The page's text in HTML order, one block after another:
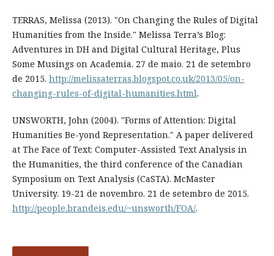
TERRAS, Melissa (2013). "On Changing the Rules of Digital
Humanities from the Inside." Melissa Terra’s Blog:
Adventures in DH and Digital Cultural Heritage, Plus
Some Musings on Academia. 27 de maio. 21 de setembro
de 2015. http://melissaterras.blogspot.co.uk/2013/05/on-
changing-rules-of-digital-humanities.html.
UNSWORTH, John (2004). "Forms of Attention: Digital
Humanities Be-yond Representation." A paper delivered
at The Face of Text: Computer-Assisted Text Analysis in
the Humanities, the third conference of the Canadian
Symposium on Text Analysis (CaSTA). McMaster
University. 19-21 de novembro. 21 de setembro de 2015.
http://people.brandeis.edu/~unsworth/FOA/.